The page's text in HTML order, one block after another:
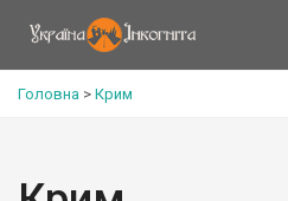
Головна > Крим